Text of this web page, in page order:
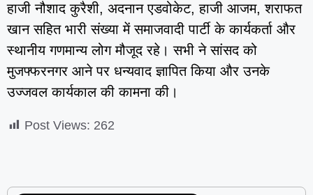
हाजी नौशाद कुरैशी, अदनान एडवोकेट, हाजी आजम, शराफत
खान सहित भारी संख्या में समाजवादी पार्टी के कार्यकर्ता और
स्थानीय गणमान्य लोग मौजूद रहे। सभी ने सांसद को
मुजफ्फरनगर आने पर धन्यवाद ज्ञापित किया और उनके
उज्जवल कार्यकाल की कामना की।
Post Views: 262